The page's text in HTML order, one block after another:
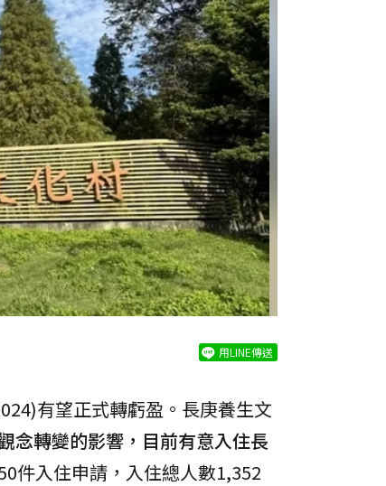
用LINE傳送
有望正式轉虧盈。長庚養生文
念轉變的影響，目前有意入住長
件入住申請，入住總人數1,352